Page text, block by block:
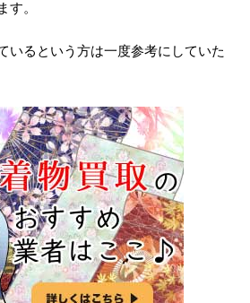
。
いるという方は一度参考にしていた